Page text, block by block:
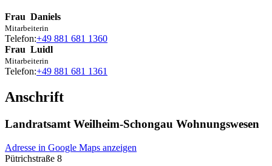
Frau Daniels
Mitarbeiterin
Telefon:+49 881 681 1360
Frau Luidl
Mitarbeiterin
Telefon:+49 881 681 1361
Anschrift
Landratsamt Weilheim-Schongau Wohnungswesen
Adresse in Google Maps anzeigen
Pütrichstraße 8